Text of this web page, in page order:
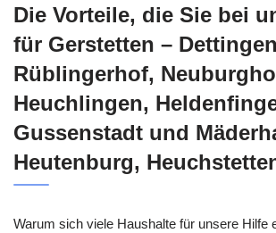
Die Vorteile, die Sie bei
für Gerstetten –
Rüblingerhof,
Heuchlingen,
Gussenstadt und
Heutenburg,
Warum sich viele Haushalte für unsere Hilfe